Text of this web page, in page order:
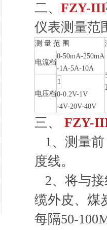
二、 FZY-III
仪表测量范
测 量 范 围
电流档
0-50mA-250mA
-1A-5A-10A
电压档
1
0-0.2V-1V
-4V-20V-40V
三、 FZY-
1、测量前
度线。
2、将与接
缆外皮、煤
每隔50-